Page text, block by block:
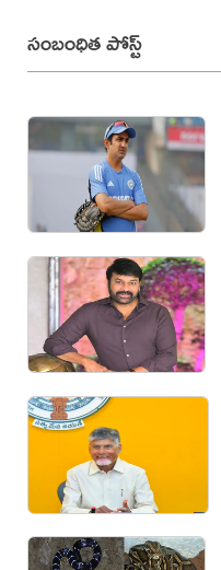
సంబంధిత పోస్ట్